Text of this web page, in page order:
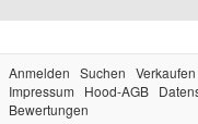
Anmelden Suchen Verkaufen
Impressum
Hood-AGB
Bewertungen